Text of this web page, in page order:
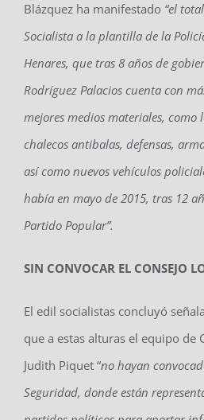
Blázquez ha manifestado “el
Socialista a la plantilla de la
Henares, que tras 8 años de g
Rodríguez Palacios cuenta con
mejores medios materiales, como
chalecos antibalas, defensas,
así como nuevos vehículos
había en mayo de 2015, tras 12
Partido Popular”.
SIN CONVOCAR EL CONSEJO
El edil socialistas concluyó
que a estas alturas el equipo de
Judith Piquet “no hayan
Seguridad, donde están